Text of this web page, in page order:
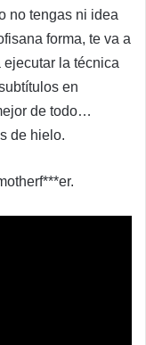
no tengas ni idea
forma, te va a
la técnica
en
de todo…
de hielo.